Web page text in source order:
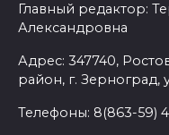
Главный редактор:
Александровна
Адрес: 347740,
район, г. Зерноград,
Телефоны: 8(863-59)